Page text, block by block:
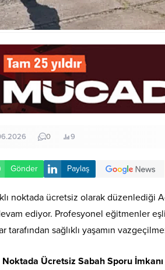
0 9
Gönder Paylaş
noktada ücretsiz olarak düzenlediği
ediyor. Profesyonel eğitmenler
tarafından sağlıklı yaşamın
Ücretsiz Sabah Sporu İmkanı